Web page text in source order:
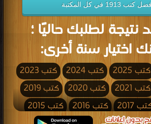
كتب 1913 في كل المكتبة
نتيجة لطلبك حاليًا ؛
اختيار سنة أخرى:
كتب 2025 كتب 2024
كتب 2023
كتب 2021 كتب 2020
كتب 2019
2017 كتب 2016
كتب 2015